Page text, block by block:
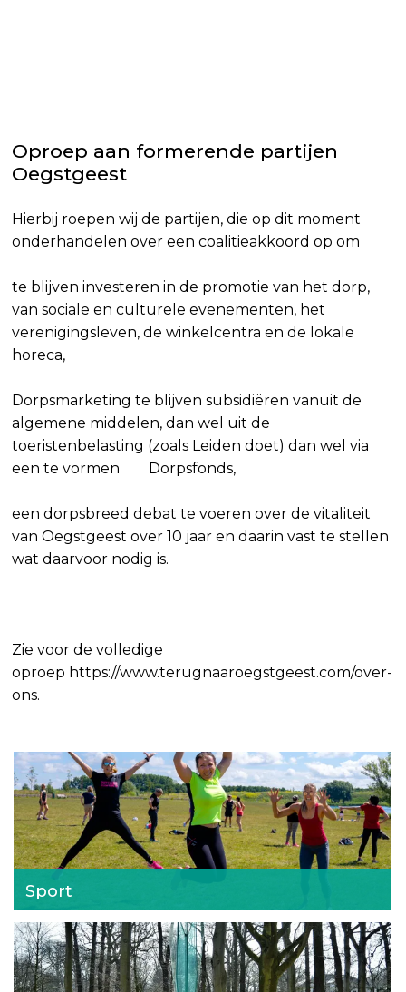
Oproep aan formerende partijen
Oegstgeest
Hierbij roepen wij de partijen, die op dit moment
onderhandelen over een coalitieakkoord op om
te blijven investeren in de promotie van het dorp,
van sociale en culturele evenementen, het
verenigingsleven, de winkelcentra en de lokale
horeca,
Dorpsmarketing te blijven subsidiëren vanuit de
algemene middelen, dan wel uit de
toeristenbelasting (zoals Leiden doet) dan wel via
een te vormen Dorpsfonds,
een dorpsbreed debat te voeren over de vitaliteit
van Oegstgeest over 10 jaar en daarin vast te stellen
wat daarvoor nodig is.
Zie voor de volledige
oproep https://www.terugnaaroegstgeest.com/over-
ons.
Sport
S
p
o
r
t
K
u
n